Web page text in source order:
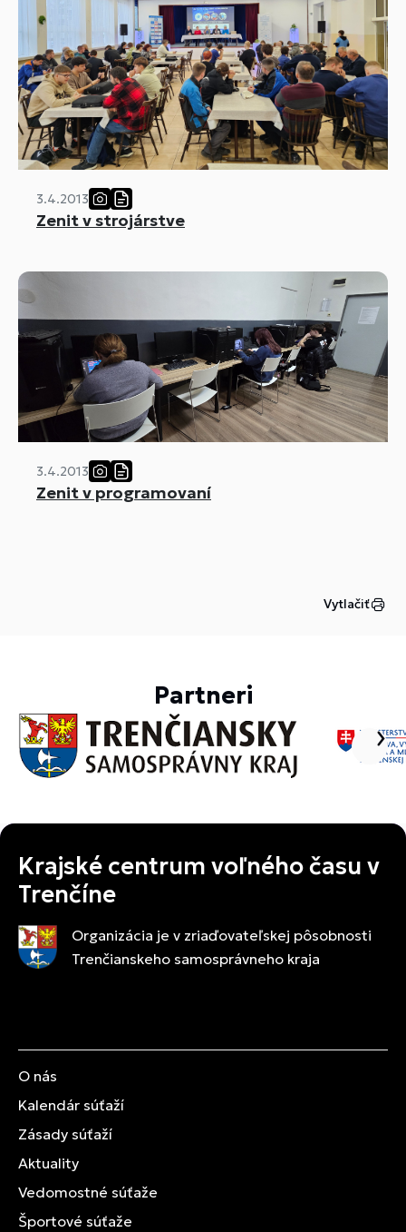
3.4.2013
Zenit v strojárstve
3.4.2013
Zenit v programovaní
Vytlačiť
Partneri
Krajské centrum voľného času v
Trenčíne
Organizácia je v zriaďovateľskej pôsobnosti
Trenčianskeho samosprávneho kraja
O nás
Kalendár súťaží
Zásady súťaží
Aktuality
Vedomostné súťaže
Športové súťaže